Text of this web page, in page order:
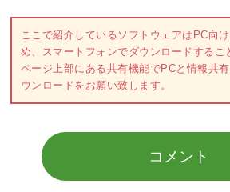
ここで紹介しているソフトウェアはPC向
め、スマートフォンでダウンロードするこ
ページ上部にある共有機能でPCと情報共
ウンロードをお願い致します。
コメント